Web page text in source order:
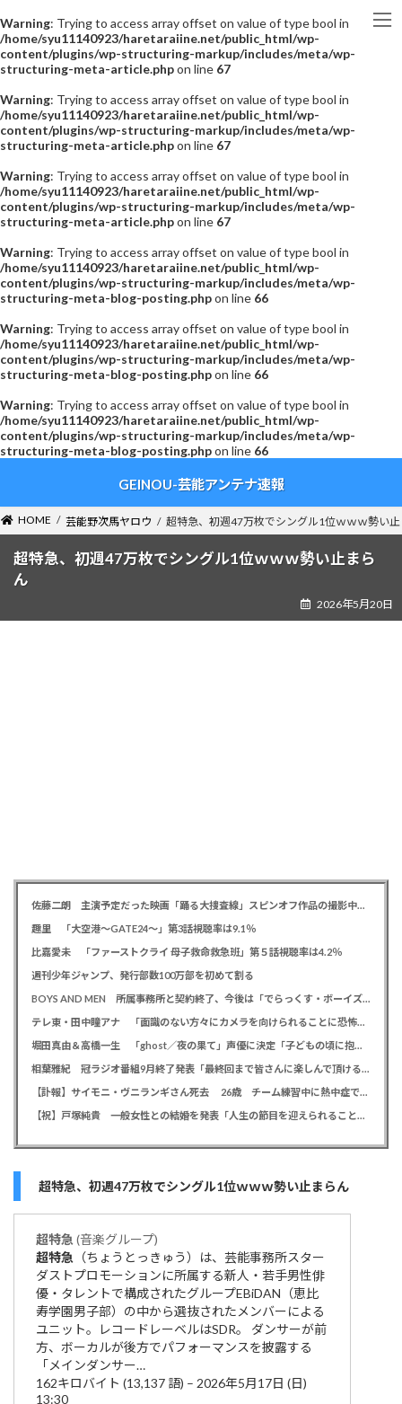
Warning: Trying to access array offset on value of type bool in
/home/syu11140923/haretaraiine.net/public_html/wp-
content/plugins/wp-structuring-markup/includes/meta/wp-
structuring-meta-article.phpon line 67
Warning: Trying to access array offset on value of type bool in
/home/syu11140923/haretaraiine.net/public_html/wp-
content/plugins/wp-structuring-markup/includes/meta/wp-
structuring-meta-article.phpon line 67
Warning: Trying to access array offset on value of type bool in
/home/syu11140923/haretaraiine.net/public_html/wp-
content/plugins/wp-structuring-markup/includes/meta/wp-
structuring-meta-article.phpon line 67
Warning: Trying to access array offset on value of type bool in
/home/syu11140923/haretaraiine.net/public_html/wp-
content/plugins/wp-structuring-markup/includes/meta/wp-
structuring-meta-blog-posting.phpon line 66
Warning: Trying to access array offset on value of type bool in
/home/syu11140923/haretaraiine.net/public_html/wp-
content/plugins/wp-structuring-markup/includes/meta/wp-
structuring-meta-blog-posting.phpon line 66
Warning: Trying to access array offset on value of type bool in
/home/syu11140923/haretaraiine.net/public_html/wp-
content/plugins/wp-structuring-markup/includes/meta/wp-
structuring-meta-blog-posting.phpon line 66
ン
ツ
ー
シ
GEINOU-芸能アンテナ速報
HOME 芸能野次馬ヤロウ 超特急、初週47万枚でシングル1位ｗｗｗ勢い
超特急、初週47万枚でシングル1位ｗｗｗ勢い止まら
ん
2026年5月20日
佐藤二朗 主演予定だった映画「踊る大捜査線」スピンオフ作品の撮影中止が正式に決定か
趣里 「大空港～GATE24～」第3話視聴率は9.1％
比嘉愛未 「ファーストクライ 母子救命救急班」第５話視聴率は4.2％
週刊少年ジャンプ、発行部数100万部を初めて割る
BOYS AND MEN 所属事務所と契約終了、今後は「でらっくす・ボーイズ」として活動
テレ東・田中瞳アナ 「面識のない方々にカメラを向けられることに恐怖を」 ロケ撮影時に勝手に撮影してくる人に注意喚起
堀田真由＆高橋一生 「ghost／夜の果て」声優に決定「子どもの頃に抱いていた言葉にはできない沢山の感情を思い出しました」
相葉雅紀 冠ラジオ番組9月終了発表「最終回まで皆さんに楽しんで頂ける番組を」、ファンからは悲しみの声
【訃報】サイモニ・ヴニランギさん死去 26歳 チーム練習中に熱中症で搬送 ラグビー・九州電力キューデンヴォルテクス選手
【祝】戸塚純貴 一般女性との結婚を発表「人生の節目を迎えられること、心より感謝しております」
超特急、初週47万枚でシングル1位ｗｗｗ勢い止まらん
超特急 (音楽グループ)
超特急 （ちょうとっきゅう）は、芸能事務所スター
ダストプロモーションに所属する新人・若手男性俳
優・タレントで構成されたグループEBiDAN（恵比
寿学園男子部）の中から選抜されたメンバーによる
ユニット。レコードレーベルはSDR。 ダンサーが前
方、ボーカルが後方でパフォーマンスを披露する
「メインダンサー…
162キロバイト (13,137 語) – 2026年5月17日 (日)
13:30